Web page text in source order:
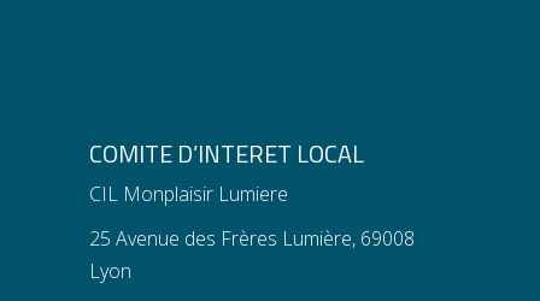
COMITE D’INTERET LOCAL
CIL Monplaisir Lumiere
25 Avenue des Frères Lumière, 69008
Lyon